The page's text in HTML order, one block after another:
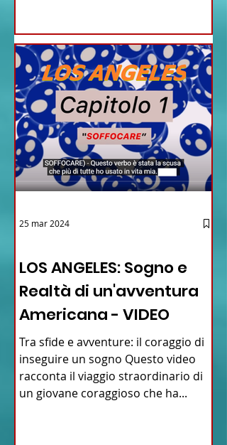
LOS ANGELES: Sogno e
Realtà di un'avventura
Americana - VIDEO
Tra sfide e avventure: il coraggio di
inseguire un sogno Questo video
racconta il viaggio straordinario di
un giovane coraggioso che ha...
25 mar 2024